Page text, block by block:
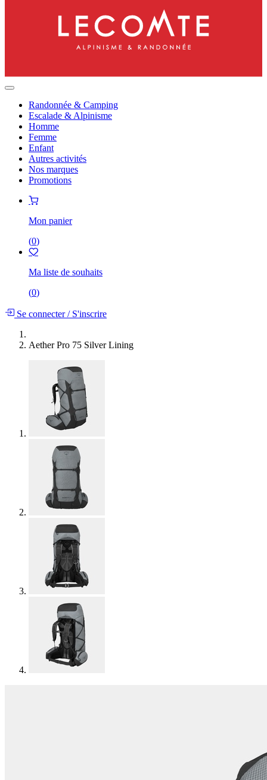
Randonnée & Camping
Escalade & Alpinisme
Homme
Femme
Enfant
Autres activités
Nos marques
Promotions
Mon panier
(0)
Ma liste de souhaits
(0)
Se connecter/S'inscrire
Aether Pro 75 Silver Lining